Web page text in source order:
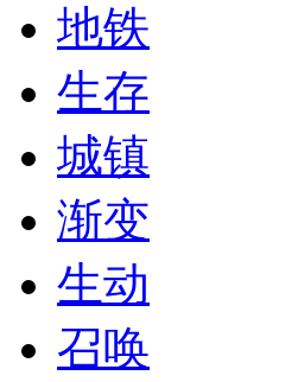
地铁
生存
城镇
渐变
生动
召唤